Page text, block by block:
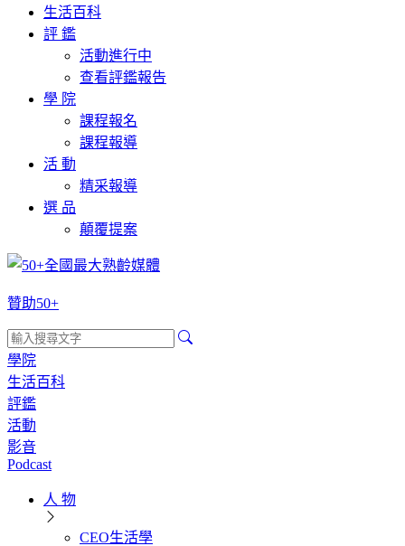
生活百科
評 鑑
活動進行中
查看評鑑報告
學 院
課程報名
課程報導
活 動
精采報導
選 品
顛覆提案
贊助50+
學院
生活百科
評鑑
活動
影音
Podcast
人 物
CEO生活學